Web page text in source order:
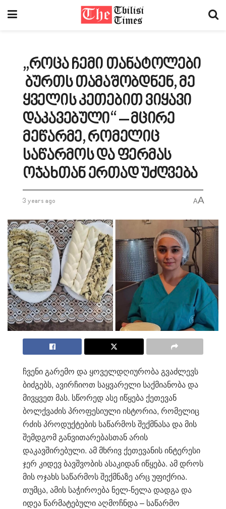
„როცა ჩემი თანატოლები
ბურთს თამაშობდნენ, მე
ყველის კეთებით ვიყავი
დაკავებული“ – მცირე
მეწარმე, რომელიც
საწარმოს და ფერმას
ოჯახთან ერთად უძღვება
3 years ago AA
ჩვენი გარემო და ყოველდღიურობა გვაძლევს
ბიძგებს, ავირჩიოთ საყვარელი საქმიანობა და
მივყვეთ მას. სწორედ ასე იწყება ქეთევან
ბოლქვაძის პროფესიული ისტორია, რომელიც
რძის პროდუქტების საწარმოს შექმნასა და მის
შემდგომ განვითარებასთან არის
დაკავშირებული. ამ მხრივ ქეთევანის ინტერესი
ჯერ კიდევ ბავშვობის ასაკიდან იწყება. ამ დროს
მის ოჯახს საწარმოს შექმნაზე არც უფიქრია.
თუმცა, ამის საჭიროება ნელ-ნელა დადგა და
იდეა წარმატებული აღმოჩნდა – საწარმო